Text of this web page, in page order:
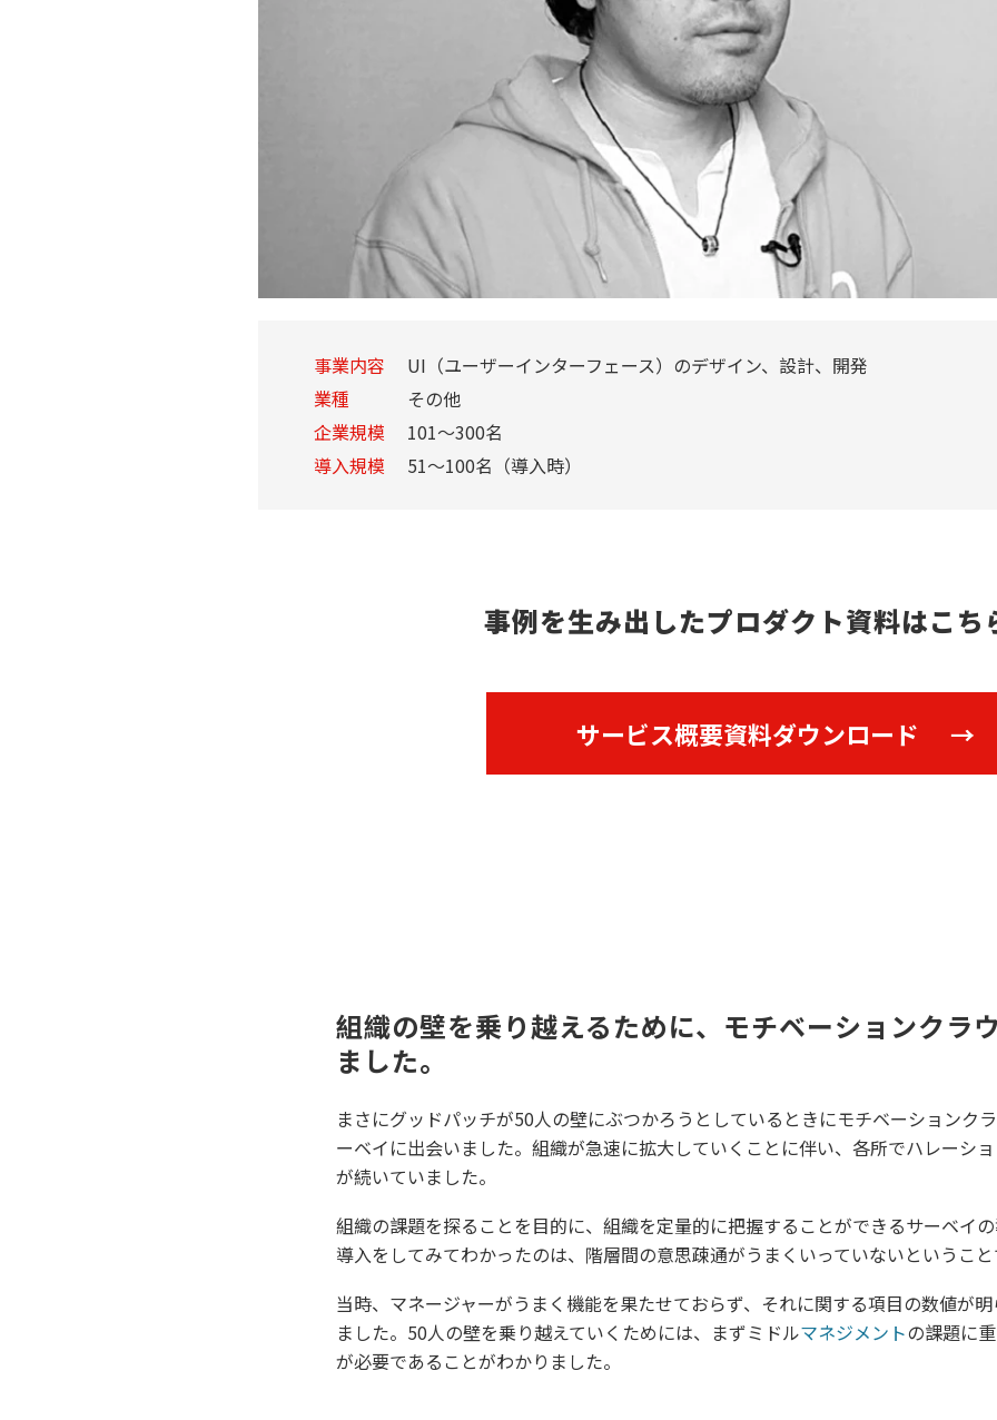
事業内容
UI（ユーザーインターフェース）のデザイン、設計、開発
業種
その他
企業規模
101～300名
導入規模
51～100名（導入時）
事例を生み出したプロダクト資料はこち
サービス概要資料ダウンロード
組織の壁を乗り越えるために、モチベーションクラ
ました。
まさにグッドパッチが50人の壁にぶつかろうとしているときにモチベーションク
ーベイに出会いました。組織が急速に拡大していくことに伴い、各所でハレーシ
が続いていました。
組織の課題を探ることを目的に、組織を定量的に把握することができるサーベイ
導入をしてみてわかったのは、階層間の意思疎通がうまくいっていないというこ
当時、マネージャーがうまく機能を果たせておらず、それに関する項目の数値が
ました。50人の壁を乗り越えていくためには、まずミドルマネジメントの課題に
が必要であることがわかりました。